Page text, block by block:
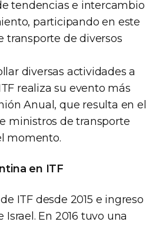
tendencias e intercambio
participando en este
transporte de diversos
diversas actividades a
realiza su evento más
Anual, que resulta en el
ministros de transporte
momento.
en ITF
ITF desde 2015 e ingreso
En 2016 tuvo una